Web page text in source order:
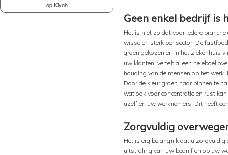
op Kiyoh
Geen enkel bedrijf is
Het is niet zo dat voor iedere
wisselen sterk per sector. De
groen gekozen en in het ziekenhuis
uw klanten, vertelt al een heleboel
houding van de mensen op het
Door de kleur groen naar binnen te
wat ook voor concentratie en rust
uzelf en uw werknemers. Dit heeft
Zorgvuldig
Het is erg belangrijk dat u zorgvuldig
uitstraling van uw bedrijf en op uw